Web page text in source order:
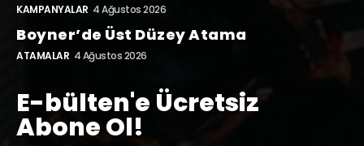
KAMPANYALAR 4 Ağustos 2026
Boyner’de Üst Düzey Atama
ATAMALAR 4 Ağustos 2026
E-bülten'e Ücretsiz
Abone Ol!